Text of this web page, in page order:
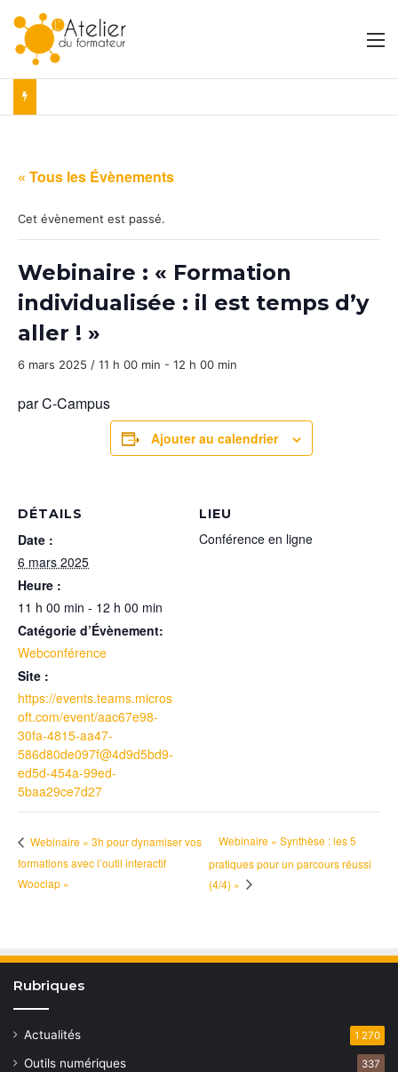
« Tous les Évènements
Cet évènement est passé.
Webinaire : « Formation
individualisée : il est temps d’y
aller ! »
6 mars 2025 / 11 h 00 min - 12 h 00 min
par C-Campus
Ajouter au calendrier
DÉTAILS
Date :
6 mars 2025
Heure :
11 h 00 min - 12 h 00 min
Catégorie d’Évènement:
Webconférence
Site :
https://events.teams.micros
oft.com/event/aac67e98-
30fa-4815-aa47-
586d80de097f@4d9d5bd9-
ed5d-454a-99ed-
5baa29ce7d27
LIEU
Conférence en ligne
Webinaire « 3h pour dynamiser vos
formations avec l’outil interactif
Wooclap »
Webinaire « Synthèse : les 5
pratiques pour un parcours réussi
(4/4) »
Rubriques
Actualités 1 270
Outils numériques 337